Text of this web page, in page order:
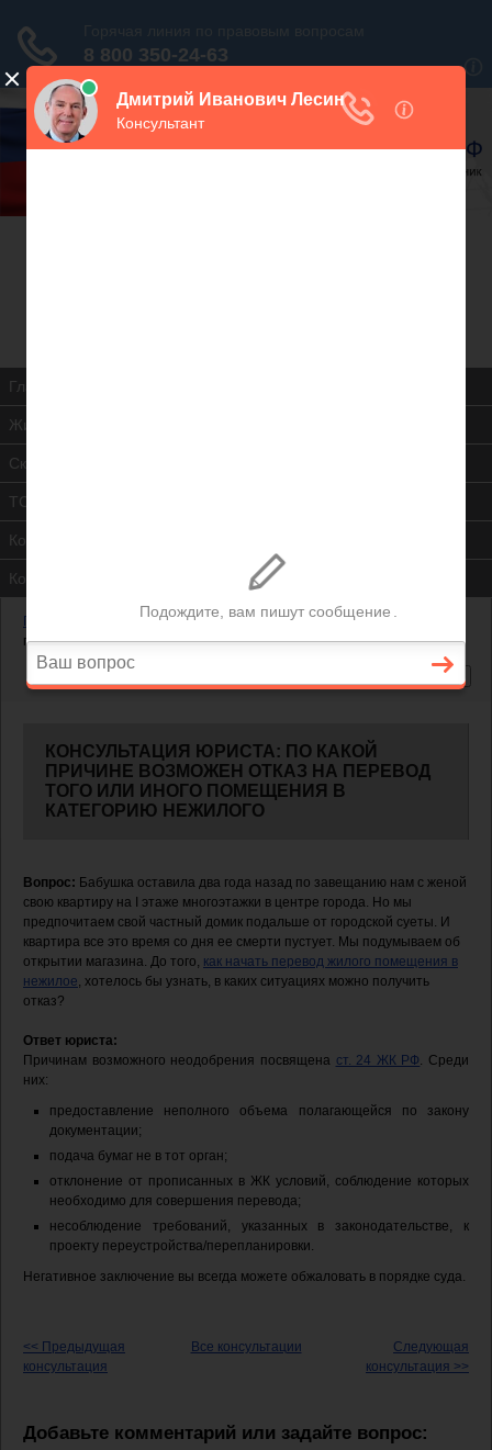
В закладки
Главная
Жилищная инспекция
Скачать ЖК РФ
ТСЖ
Контакты
Консультация юриста
Главная Жилищный вопрос —По какой причине возможен отказ на
перевод того или иного помещения в категорию нежилого
КОНСУЛЬТАЦИЯ ЮРИСТА: ПО КАКОЙ
ПРИЧИНЕ ВОЗМОЖЕН ОТКАЗ НА ПЕРЕВОД
ТОГО ИЛИ ИНОГО ПОМЕЩЕНИЯ В
КАТЕГОРИЮ НЕЖИЛОГО
Вопрос: Бабушка оставила два года назад по завещанию нам с женой
свою квартиру на І этаже многоэтажки в центре города. Но мы
предпочитаем свой частный домик подальше от городской суеты. И
квартира все это время со дня ее смерти пустует. Мы подумываем об
открытии магазина. До того, как начать перевод жилого помещения в
нежилое, хотелось бы узнать, в каких ситуациях можно получить
отказ?
Ответ юриста:
Причинам возможного неодобрения посвящена ст. 24 ЖК РФ. Среди
них:
предоставление неполного объема полагающейся по закону
документации;
подача бумаг не в тот орган;
отклонение от прописанных в ЖК условий, соблюдение которых
необходимо для совершения перевода;
несоблюдение требований, указанных в законодательстве, к
проекту переустройства/перепланировки.
Негативное заключение вы всегда можете обжаловать в порядке суда.
<< Предыдущая
консультация
Следующая
консультация >>
Все консультации
Добавьте комментарий или задайте вопрос: